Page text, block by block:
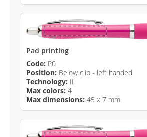
Pad printing
Code: P0
Position: Below clip - left handed
Technology: II
Max colors: 4
Max dimensions: 45 x 7 mm